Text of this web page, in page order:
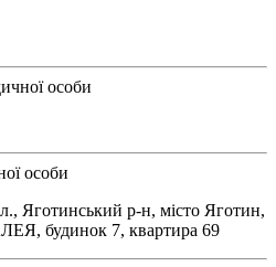
особи
особи
Яготинський р-н, місто Яготин,
будинок 7, квартира 69